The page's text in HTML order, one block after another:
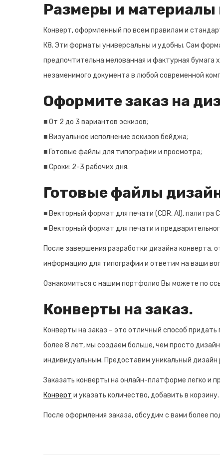
Размеры и материалы
Конверт, оформленный по всем правилам и
К8. Эти форматы универсальны и удобны. Сам
предпочтительна мелованная и фактурная
незаменимого документа в любой современной
Оформите заказ на
■ От 2 до 3 вариантов эскизов;
■ Визуальное исполнение эскизов бейджа;
■ Готовые файлы для типографии и просмотра;
■ Сроки: 2-3 рабочих дня.
Готовые файлы
■ Векторный формат для печати (CDR, AI), палитра
■ Векторный формат для печати и
После завершения разработки дизайна
информацию для типографии и ответим на ваши
Ознакомиться с нашим портфолио Вы можете по
Конверты на заказ.
Конверты на заказ – это отличный способ
более 8 лет, мы создаем больше, чем просто
индивидуальным. Предоставим уникальный
Заказать конверты на онлайн-платформе легко и
Конверт и указать количество, добавить в корзину.
После оформления заказа, обсудим с вами более